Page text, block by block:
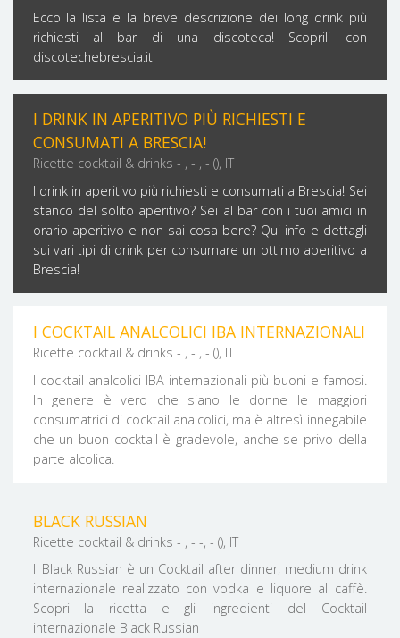
Ecco la lista e la breve descrizione dei long drink più
richiesti al bar di una discoteca! Scoprili con
discotechebrescia.it
I DRINK IN APERITIVO PIÙ RICHIESTI E
CONSUMATI A BRESCIA!
Ricette cocktail & drinks - , - , - (), IT
I drink in aperitivo più richiesti e consumati a Brescia! Sei
stanco del solito aperitivo? Sei al bar con i tuoi amici in
orario aperitivo e non sai cosa bere? Qui info e dettagli
sui vari tipi di drink per consumare un ottimo aperitivo a
Brescia!
I COCKTAIL ANALCOLICI IBA INTERNAZIONALI
Ricette cocktail & drinks - , - , - (), IT
I cocktail analcolici IBA internazionali più buoni e famosi.
In genere è vero che siano le donne le maggiori
consumatrici di cocktail analcolici, ma è altresì innegabile
che un buon cocktail è gradevole, anche se privo della
parte alcolica.
BLACK RUSSIAN
Ricette cocktail & drinks - , - -, - (), IT
Il Black Russian è un Cocktail after dinner, medium drink
internazionale realizzato con vodka e liquore al caffè.
Scopri la ricetta e gli ingredienti del Cocktail
internazionale Black Russian